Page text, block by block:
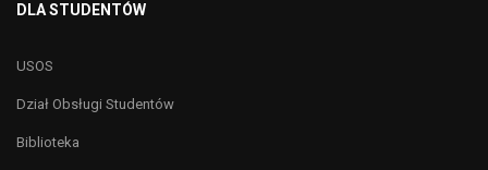
DLA STUDENTÓW
USOS
Dział Obsługi Studentów
Biblioteka